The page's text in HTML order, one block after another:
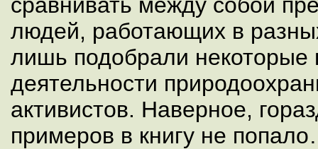
людей, работающих в
лишь подобрали
деятельности
активистов. Наверное,
примеров в книгу не